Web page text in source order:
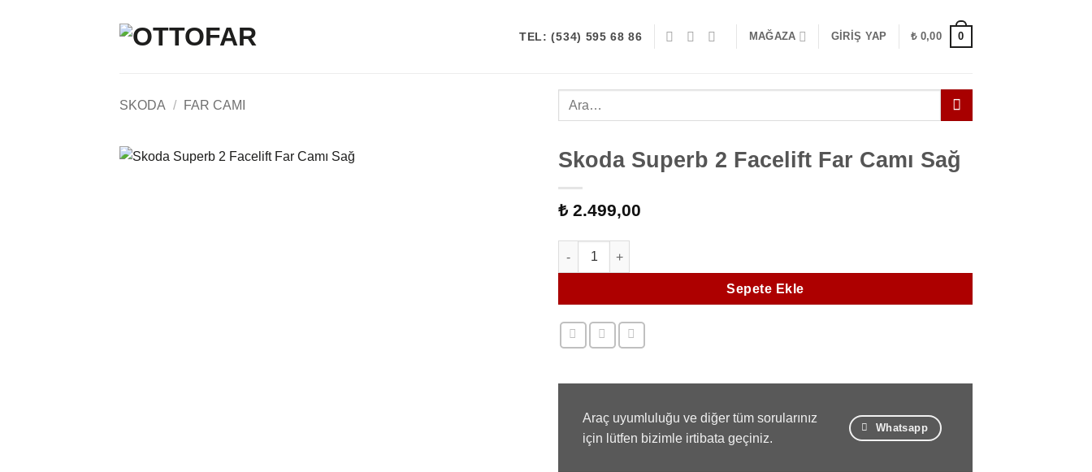
TEL: (534) 595 68 86 MAĞAZA GIRIŞ YAP ₺0,00 0
SKODA / FAR CAMI
Ara:
Skoda Superb 2 Facelift Far Camı Sağ
₺ 2.499,00
Skoda Superb 2 Facelift Far Camı Sağ adet
Sepete Ekle
Araç uyumluluğu ve diğer tüm sorularınız
için lütfen bizimle irtibata geçiniz.
Whatsapp